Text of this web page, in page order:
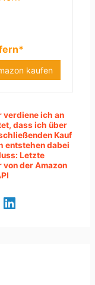
kaufen
verdiene ich an
dass ich über
Kauf
entstehen dabei
Letzte
der Amazon